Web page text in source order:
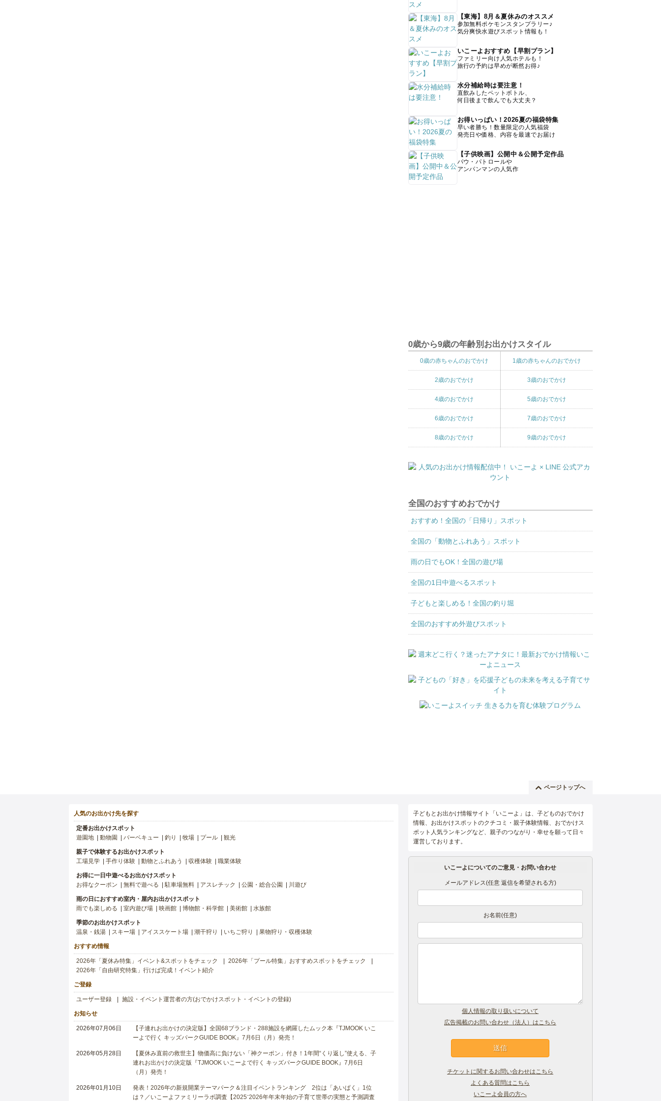
【東海】8月＆夏休みのオススメ
参加無料ポケモンスタンプラリー♪
気分爽快水遊びスポット情報も！
いこーよおすすめ【早割プラン】
ファミリー向け人気ホテルも！
旅行の予約は早めが断然お得♪
水分補給時は要注意！
直飲みしたペットボトル、
何日後まで飲んでも大丈夫？
お得いっぱい！2026夏の福袋特集
早い者勝ち！数量限定の人気福袋
発売日や価格、内容を最速でお届け
【子供映画】公開中＆公開予定作品
パウ・パトロールや
アンパンマンの人気作
0歳から9歳の年齢別お出かけスタイル
0歳の赤ちゃんのおでかけ 1歳の赤ちゃんのおでかけ
2歳のおでかけ 3歳のおでかけ
4歳のおでかけ 5歳のおでかけ
6歳のおでかけ 7歳のおでかけ
8歳のおでかけ 9歳のおでかけ
全国のおすすめおでかけ
おすすめ！全国の「日帰り」スポット
全国の「動物とふれあう」スポット
雨の日でもOK！全国の遊び場
全国の1日中遊べるスポット
子どもと楽しめる！全国の釣り堀
全国のおすすめ外遊びスポット
ページトップへ
人気のお出かけ先を探す
定番お出かけスポット
遊園地
動物園 バーベキュー 釣り 牧場 プール 観光
親子で体験するお出かけスポット
工場見学
手作り体験 動物とふれあう 収穫体験 職業体験
お得に一日中遊べるお出かけスポット
お得なクーポン
無料で遊べる 駐車場無料 アスレチック 公園・総合公園 川遊び
雨の日におすすめ室内・屋内お出かけスポット
雨でも楽しめる
室内遊び場 映画館 博物館・科学館 美術館 水族館
季節のお出かけスポット
温泉・銭湯
スキー場 アイススケート場 潮干狩り いちご狩り 果物狩り・収穫体験
おすすめ情報
2026年「夏休み特集」イベント&スポットをチェック
2026年「プール特集」おすすめスポットをチェック
2026年「自由研究特集」行けば完成！イベント紹介
ご登録
ユーザー登録 施設・イベント運営者の方(おでかけスポット・イベントの登録)
お知らせ
2026年07月06日
【子連れお出かけの決定版】全国68ブランド・288施設を網羅したムック本『TJMOOK いこ
ーよで行く キッズパークGUIDE BOOK』7月6日（月）発売！
2026年05月28日
【夏休み直前の救世主】物価高に負けない「神クーポン」付き！1年間“くり返し”使える、子
連れお出かけの決定版『TJMOOK いこーよで行く キッズパークGUIDE BOOK』7月6日
（月）発売！
2026年01月10日
発表！2026年の新規開業テーマパーク＆注目イベントランキング 2位は「あいぱく」1位
は？／いこーよファミリーラボ調査【2025⁻2026年年末年始の子育て世帯の実態と予測調査
子どもとお出かけ情報サイト「いこーよ」は、子どものおでかけ
情報、お出かけスポットのクチコミ・親子体験情報、おでかけス
ポット人気ランキングなど、親子のつながり・幸せを願って日々
運営しております。
いこーよについてのご意見・お問い合わせ
メールアドレス(任意 返信を希望される方)
お名前(任意)
個人情報の取り扱いについて
広告掲載のお問い合わせ（法人）はこちら
チケットに関するお問い合わせはこちら
よくある質問はこちら
いこーよ会員の方へ